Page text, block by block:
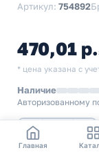
Артикул: 754892
470,01 р.
* цена указана с
Наличие
Авторизованному
− +
Главная